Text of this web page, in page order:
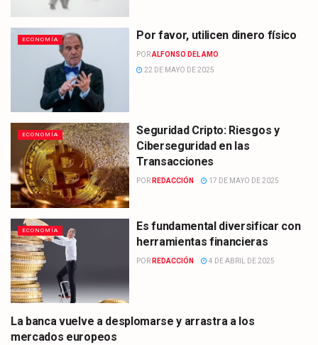
ECONOMÍA Por favor, utilicen dinero físico
PORALFONSO DEL AMO
22 DE MAYO DE 2025
ECONOMÍA
Seguridad Cripto: Riesgos y
Ciberseguridad en las
Transacciones
POR REDACCIÓN 17 DE MAYO DE 2025
ECONOMÍA
Es fundamental diversificar con
herramientas financieras
POR REDACCIÓN 4 DE ABRIL DE 2025
ECONOMÍA
La banca vuelve a desplomarse y arrastra a los
mercados europeos